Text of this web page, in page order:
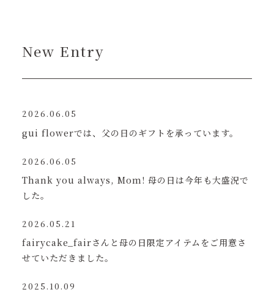
New Entry
2026.06.05
gui flowerでは、父の日のギフトを承っています。
2026.06.05
Thank you always, Mom! 母の日は今年も大盛況で
した。
2026.05.21
fairycake_fairさんと母の日限定アイテムをご用意さ
せていただきました。
2025.10.09